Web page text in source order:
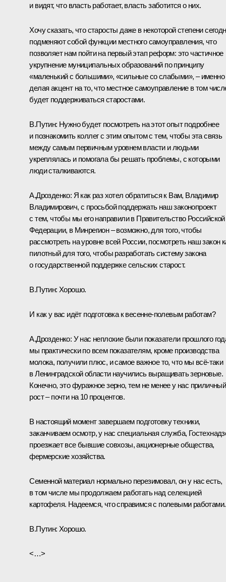
и видят, что власть работает, власть заботится о них.
Хочу сказать, что старосты даже в некоторой степени
подменяют собой функции местного самоуправления, что
позволяет нам пойти на первый этап реформ: это частичное
укрупнение муниципальных образований по принципу
«маленький с большими», «сильные со слабыми», – именно
делая акцент на то, что местное самоуправление в том
будет поддерживаться старостами.
В.Путин: Нужно будет посмотреть на этот опыт подробнее
и познакомить коллег с этим опытом с тем, чтобы эта связь
между самым первичным уровнем власти и людьми
укреплялась и помогала бы решать проблемы, с которыми
люди сталкиваются.
А.Дрозденко: Я как раз хотел обратиться к Вам, Владимир
Владимирович, с просьбой поддержать наш законопроект
с тем, чтобы мы его направили в Правительство Российской
Федерации, в Минрегион – возможно, для того, чтобы
рассмотреть на уровне всей России, посмотреть наш закон
пилотный для того, чтобы разработать систему закона
о государственной поддержке сельских старост.
В.Путин: Хорошо.
И как у вас идёт подготовка к весенне-полевым работам?
А.Дрозденко: У нас неплохие были показатели прошлого
мы практически по всем показателям, кроме производства
молока, получили плюс, и самое важное то, что мы всё‑таки
в Ленинградской области научились выращивать зерновые.
Конечно, это фуражное зерно, тем не менее у нас приличный
рост – почти на 10 процентов.
В настоящий момент завершаем подготовку техники,
заканчиваем осмотр, у нас специальная служба,
проезжает все бывшие совхозы, акционерные общества,
фермерские хозяйства.
Семенной материал нормально перезимовал, он у нас есть,
в том числе мы продолжаем работать над селекцией
картофеля. Надеемся, что справимся с полевыми работами.
В.Путин: Хорошо.
<…>